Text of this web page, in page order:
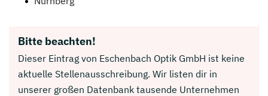
Bitte beachten!
Dieser Eintrag von Eschenbach Optik GmbH ist keine
aktuelle Stellenausschreibung. Wir listen dir in
unserer großen Datenbank tausende Unternehmen